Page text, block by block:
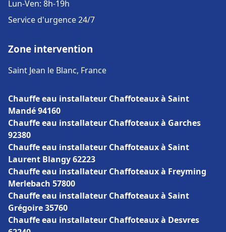
Lun-Ven: 8h-19h
Service d'urgence 24/7
Zone intervention
Saint Jean le Blanc, France
Chauffe eau installateur Chaffoteaux à Saint
Mandé 94160
Chauffe eau installateur Chaffoteaux à Garches
92380
Chauffe eau installateur Chaffoteaux à Saint
Laurent Blangy 62223
Chauffe eau installateur Chaffoteaux à Freyming
Merlebach 57800
Chauffe eau installateur Chaffoteaux à Saint
Grégoire 35760
Chauffe eau installateur Chaffoteaux à Desvres